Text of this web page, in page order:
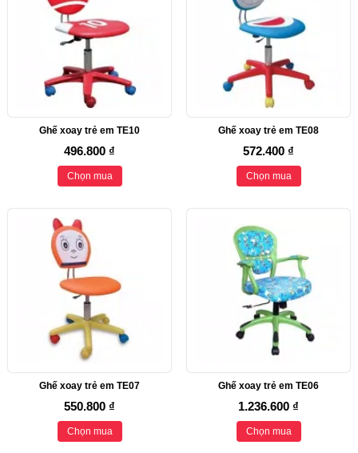
Ghế xoay trẻ em TE10
496.800 ₫
Chọn mua
Ghế xoay trẻ em TE08
572.400 ₫
Chọn mua
Ghế xoay trẻ em TE07
550.800 ₫
Chọn mua
Ghế xoay trẻ em TE06
1.236.600 ₫
Chọn mua